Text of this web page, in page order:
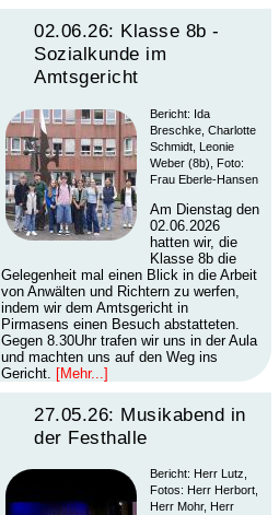
02.06.26: Klasse 8b -
Sozialkunde im
Amtsgericht
Bericht: Ida
Breschke, Charlotte
Schmidt, Leonie
Weber (8b), Foto:
Frau Eberle-Hansen
Am Dienstag den
02.06.2026
hatten wir, die
Klasse 8b die
Gelegenheit mal einen Blick in die Arbeit
von Anwälten und Richtern zu werfen,
indem wir dem Amtsgericht in
Pirmasens einen Besuch abstatteten.
Gegen 8.30Uhr trafen wir uns in der Aula
und machten uns auf den Weg ins
Gericht. [Mehr...]
27.05.26: Musikabend in
der Festhalle
Bericht: Herr Lutz,
Fotos: Herr Herbort,
Herr Mohr, Herr